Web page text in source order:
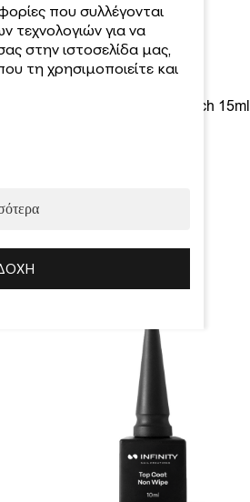
Λαδάκι Επωνυχίων Peach 15ml
που συλλέγονται
τεχνολογιών για να
στην ιστοσελίδα μας,
τη χρησιμοποιείτε και